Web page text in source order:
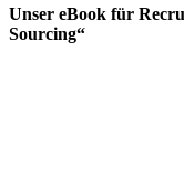
Unser eBook für
Sourcing“